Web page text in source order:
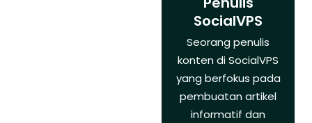
SocialVPS
Seorang penulis
konten di SocialVPS
yang berfokus pada
pembuatan artikel
informatif dan